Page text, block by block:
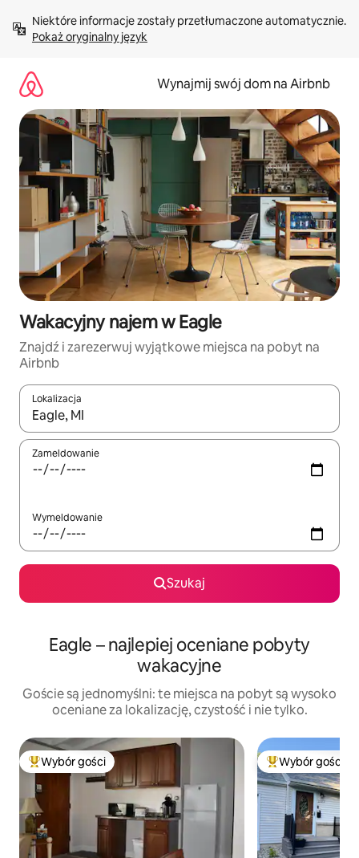
treści Pokaż oryginalny język
Wynajmij swój dom na Airbnb
Wakacyjny najem w Eagle
Znajdź i zarezerwuj wyjątkowe miejsca na pobyt na
Airbnb
Lokalizacja
Gdy wyniki będą dostępne, możesz poruszać się po nich za
Zameldowanie
Wymeldowanie
Szukaj
Eagle – najlepiej oceniane pobyty
wakacyjne
Goście są jednomyślni: te miejsca na pobyt są wysoko
oceniane za lokalizację, czystość i nie tylko.
Najpopularniejsze z kategorii Wybór gości
Wybór gości Wybór gości